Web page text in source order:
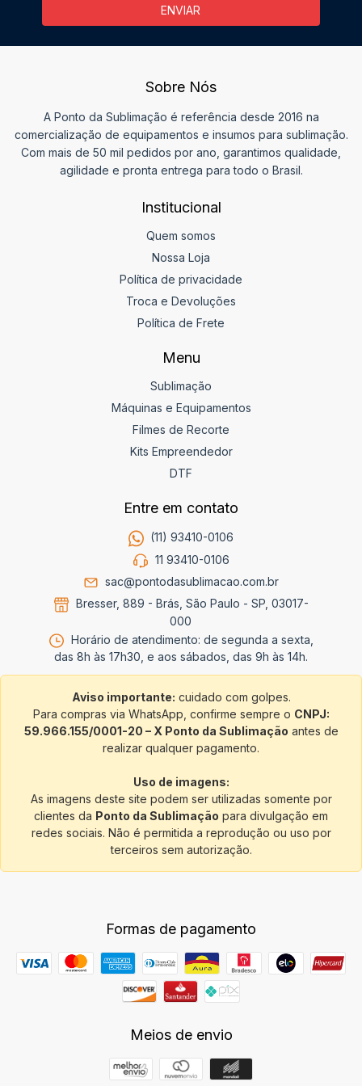
Sobre Nós
A Ponto da Sublimação é referência desde 2016 na
comercialização de equipamentos e insumos para sublimação.
Com mais de 50 mil pedidos por ano, garantimos qualidade,
agilidade e pronta entrega para todo o Brasil.
Institucional
Quem somos
Nossa Loja
Política de privacidade
Troca e Devoluções
Política de Frete
Menu
Sublimação
Máquinas e Equipamentos
Filmes de Recorte
Kits Empreendedor
DTF
Entre em contato
(11) 93410-0106
11 93410-0106
sac@pontodasublimacao.com.br
Bresser, 889 - Brás, São Paulo - SP, 03017-
000
Horário de atendimento: de segunda a sexta,
das 8h às 17h30, e aos sábados, das 9h às 14h.
Aviso importante: cuidado com golpes.
Para compras via WhatsApp, confirme sempre o CNPJ:
59.966.155/0001-20 – X Ponto da Sublimação antes de
realizar qualquer pagamento.
Uso de imagens:
As imagens deste site podem ser utilizadas somente por
clientes da Ponto da Sublimação para divulgação em
redes sociais. Não é permitida a reprodução ou uso por
terceiros sem autorização.
Formas de pagamento
Meios de envio